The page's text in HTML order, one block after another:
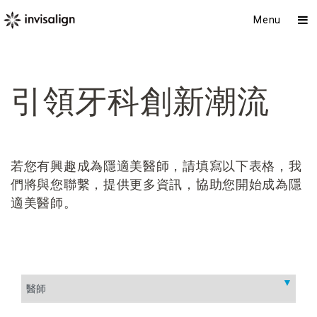
Menu
引領牙科創新潮流
若您有興趣成為隱適美醫師，請填寫以下表格，我
們將與您聯繫，提供更多資訊，協助您開始成為隱
適美醫師。